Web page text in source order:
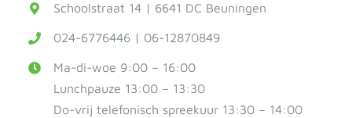
Schoolstraat 14 | 6641 DC Beuningen
024-6776446 | 06-12870849
Ma-di-woe 9:00 – 16:00
Lunchpauze 13:00 – 13:30
Do-vrij telefonisch spreekuur 13:30 – 14:00